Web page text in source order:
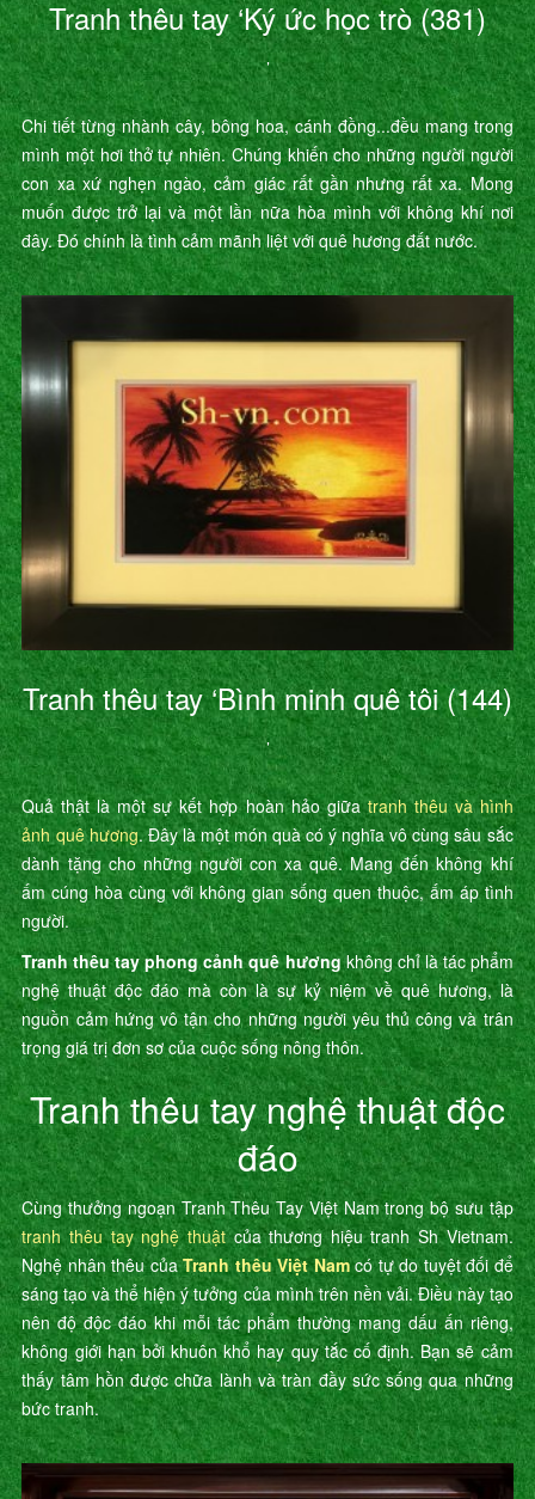
Tranh thêu tay ‘Ký ức học trò (381)
’
Chi tiết từng nhành cây, bông hoa, cánh đồng...đều mang trong
mình một hơi thở tự nhiên. Chúng khiến cho những người người
con xa xứ nghẹn ngào, cảm giác rất gần nhưng rất xa. Mong
muốn được trở lại và một lần nữa hòa mình với không khí nơi
đây. Đó chính là tình cảm mãnh liệt với quê hương đất nước.
Tranh thêu tay ‘Bình minh quê tôi (144)
’
Quả thật là một sự kết hợp hoàn hảo giữatranh thêu và hình
ảnh quê hương. Đây là một món quà có ý nghĩa vô cùng sâu sắc
dành tặng cho những người con xa quê. Mang đến không khí
ấm cúng hòa cùng với không gian sống quen thuộc, ấm áp tình
người.
Tranh thêu tay phong cảnh quê hươngkhông chỉ là tác phẩm
nghệ thuật độc đáo mà còn là sự kỷ niệm về quê hương, là
nguồn cảm hứng vô tận cho những người yêu thủ công và trân
trọng giá trị đơn sơ của cuộc sống nông thôn.
Tranh thêu tay nghệ thuật độc
đáo
Cùng thưởng ngoạn Tranh Thêu Tay Việt Nam trong bộ sưu tập
tranh thêu tay nghệ thuậtcủa thương hiệu tranh Sh Vietnam.
Nghệ nhân thêu củaTranh thêu Việt Namcó tự do tuyệt đối để
sáng tạo và thể hiện ý tưởng của mình trên nền vải. Điều này tạo
nên độ độc đáo khi mỗi tác phẩm thường mang dấu ấn riêng,
không giới hạn bởi khuôn khổ hay quy tắc cố định. Bạn sẽ cảm
thấy tâm hồn được chữa lành và tràn đầy sức sống qua những
bức tranh.